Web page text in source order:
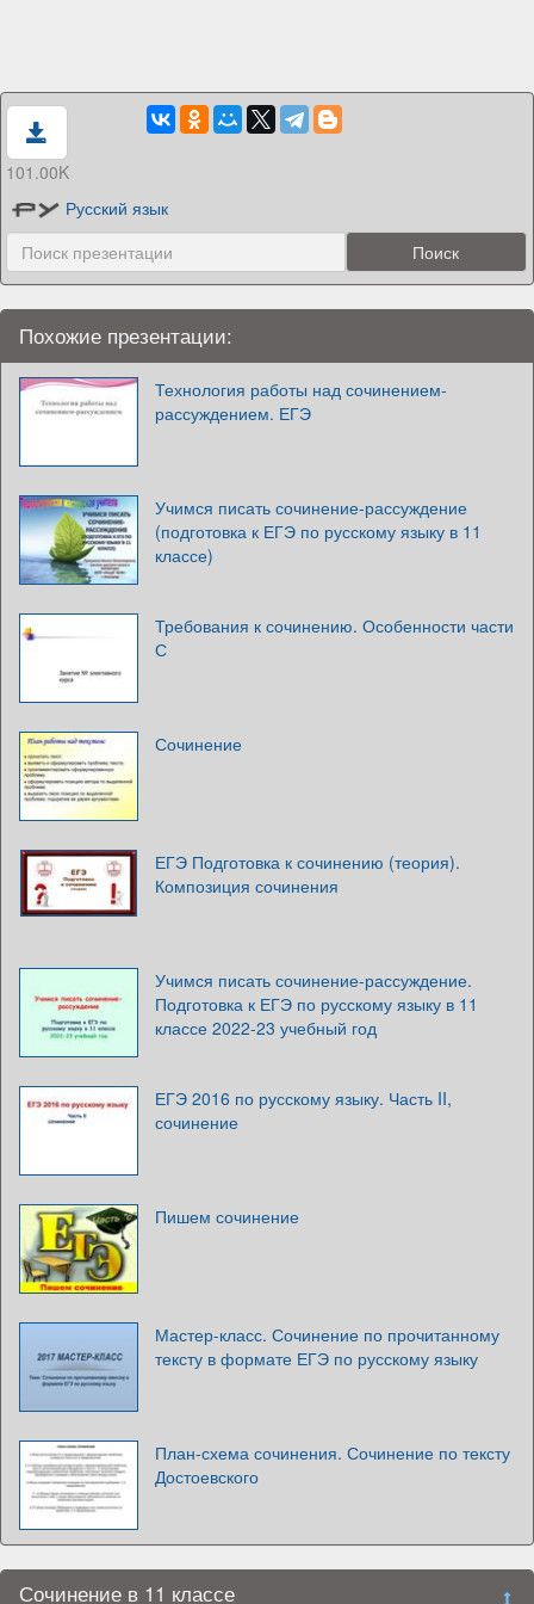
101.00K
Русский язык
Похожие презентации:
Технология работы над сочинением-
рассуждением. ЕГЭ
Учимся писать сочинение-рассуждение
(подготовка к ЕГЭ по русскому языку в 11
классе)
Требования к сочинению. Особенности части
С
Сочинение
ЕГЭ Подготовка к сочинению (теория).
Композиция сочинения
Учимся писать сочинение-рассуждение.
Подготовка к ЕГЭ по русскому языку в 11
классе 2022-23 учебный год
ЕГЭ 2016 по русскому языку. Часть II,
сочинение
Пишем сочинение
Мастер-класс. Сочинение по прочитанному
тексту в формате ЕГЭ по русскому языку
План-схема сочинения. Сочинение по тексту
Достоевского
Сочинение в 11 классе